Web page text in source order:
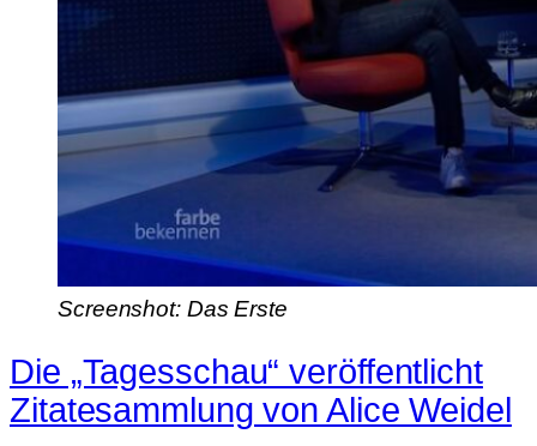
Screenshot: Das Erste
Die „Tagesschau“ veröffentlicht
Zitatesammlung von Alice Weidel